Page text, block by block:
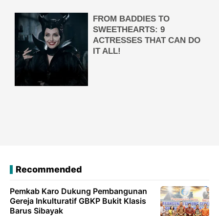
Recommended
Pemkab Karo Dukung Pembangunan
Gereja Inkulturatif GBKP Bukit Klasis
Barus Sibayak